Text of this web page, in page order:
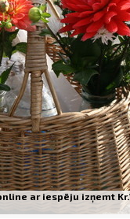
ar iespēju izņemt